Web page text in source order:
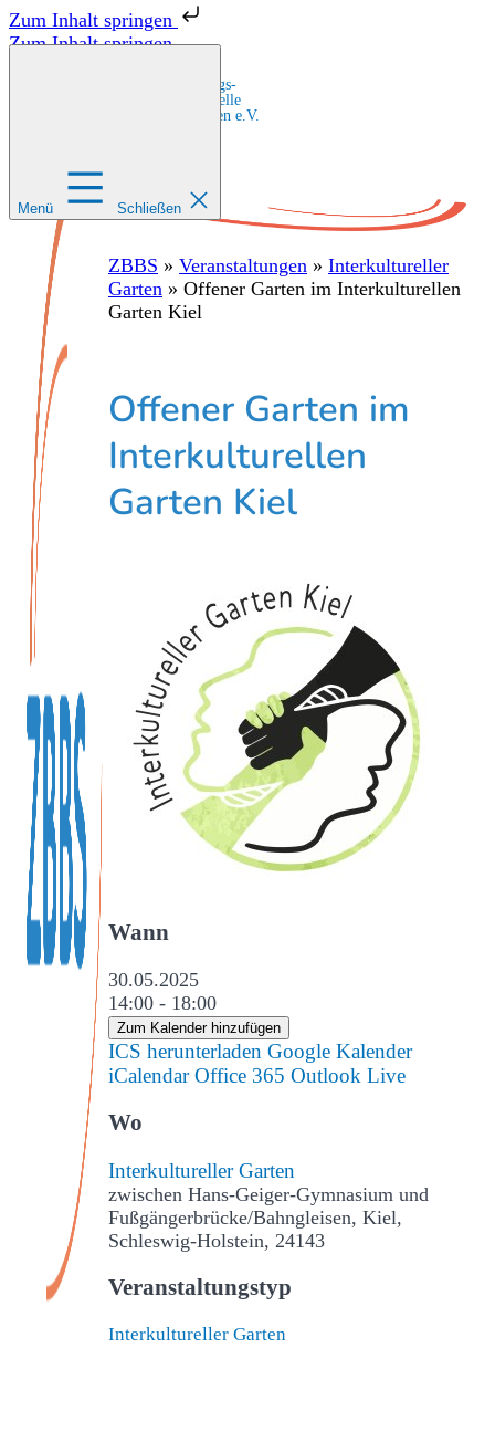
Zum Inhalt springen
Zum Inhalt springen
Zentrale Bildungs-
und Beratungsstelle
für Migrant:innen e.V.
Menü Schließen
ZBBS » Veranstaltungen » Interkultureller
Garten » Offener Garten im Interkulturellen
Garten Kiel
Offener Garten im
Interkulturellen
Garten Kiel
Wann
30.05.2025
14:00 - 18:00
Zum Kalender hinzufügen
ICS herunterladen Google Kalender
iCalendar Office 365 Outlook Live
Wo
Interkultureller Garten
zwischen Hans-Geiger-Gymnasium und
Fußgängerbrücke/Bahngleisen, Kiel,
Schleswig-Holstein, 24143
Veranstaltungstyp
Interkultureller Garten